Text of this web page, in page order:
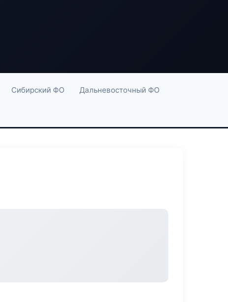
Сибирский ФО Дальневосточный ФО